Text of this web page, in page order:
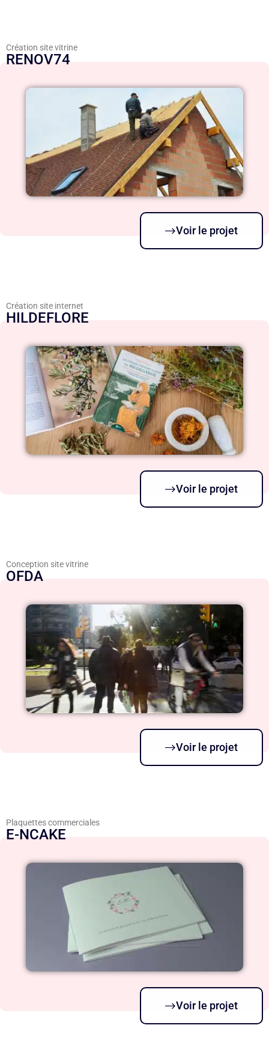
Création site vitrine
RENOV74
Voir le projet
Création site internet
HILDEFLORE
Voir le projet
Conception site vitrine
OFDA
Voir le projet
Plaquettes commerciales
E-NCAKE
Voir le projet